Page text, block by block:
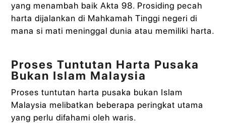
yang menambah baik Akta 98. Prosiding pecah
harta dijalankan di Mahkamah Tinggi negeri di
mana si mati meninggal dunia atau memiliki harta.
Proses Tuntutan Harta Pusaka
Bukan Islam Malaysia
Proses tuntutan harta pusaka bukan Islam
Malaysia melibatkan beberapa peringkat utama
yang perlu difahami oleh waris.